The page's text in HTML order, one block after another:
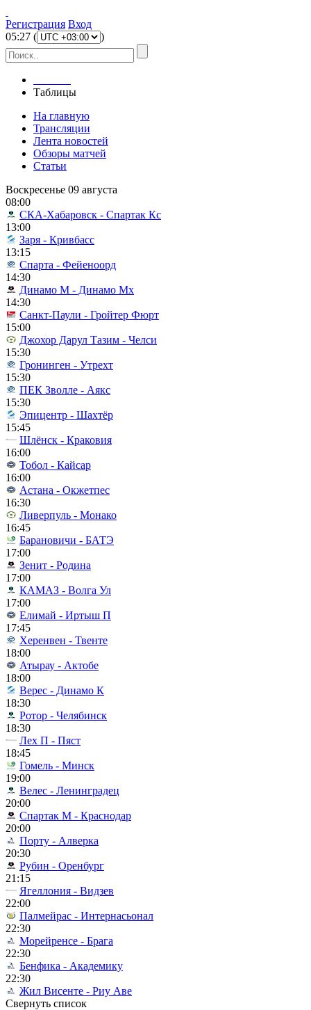
Регистрация Вход
05:27 ( )
Таблицы
На главную
Трансляции
Лента новостей
Обзоры матчей
Статьи
Воскресенье 09 августа
08:00
СКА-Хабаровск - Спартак Кс
13:00
Заря - Кривбасс
13:15
Спарта - Фейеноорд
14:30
Динамо М - Динамо Мх
14:30
Санкт-Паули - Гройтер Фюрт
15:00
Джохор Дарул Тазим - Челси
15:30
Гронинген - Утрехт
15:30
ПЕК Зволле - Аякс
15:30
Эпицентр - Шахтёр
15:45
Шлёнск - Краковия
16:00
Тобол - Кайсар
16:00
Астана - Окжетпес
16:30
Ливерпуль - Монако
16:45
Барановичи - БАТЭ
17:00
Зенит - Родина
17:00
КАМАЗ - Волга Ул
17:00
Елимай - Иртыш П
17:45
Херенвен - Твенте
18:00
Атырау - Актобе
18:00
Верес - Динамо К
18:30
Ротор - Челябинск
18:30
Лех П - Пяст
18:45
Гомель - Минск
19:00
Велес - Ленинградец
20:00
Спартак М - Краснодар
20:00
Порту - Алверка
20:30
Рубин - Оренбург
21:15
Ягеллония - Видзев
22:00
Палмейрас - Интернасьонал
22:30
Морейренсе - Брага
22:30
Бенфика - Академику
22:30
Жил Висенте - Риу Аве
Свернуть список